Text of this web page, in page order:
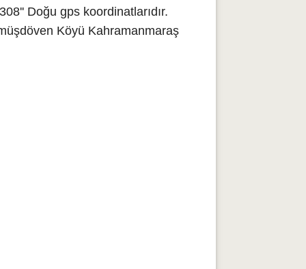
Doğu gps koordinatlarıdır.
Köyü Kahramanmaraş